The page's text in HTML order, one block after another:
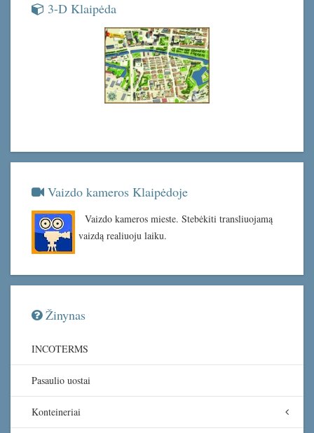
3-D Klaipėda
Vaizdo kameros Klaipėdoje
Vaizdo kameros mieste. Stebėkiti transliuojamą
vaizdą realiuoju laiku.
Žinynas
INCOTERMS
Pasaulio uostai
Konteineriai